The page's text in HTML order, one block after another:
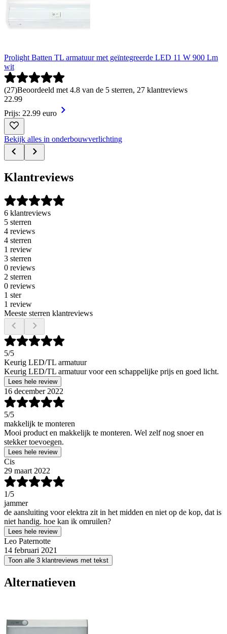
Prolight Batten TL armatuur met geïntegreerde LED 11 W 900 Lm
wit
(27)Beoordeeld met 4.8 van de 5 sterren, 27 klantreviews
22.99
Prijs: 22.99 euro
Bekijk alles in onderbouwverlichting
Klantreviews
6 klantreviews
5 sterren
4 reviews
4 sterren
1 review
3 sterren
0 reviews
2 sterren
0 reviews
1 ster
1 review
Meeste sterren klantreviews
5/5
Keurig LED/TL armatuur
Keurig LED/TL armatuur voor een schappelijke prijs en goed licht.
Lees hele review
16 december 2022
5/5
makkelijk te monteren
Mooi product en makkelijk te monteren. Wel zelf nog snoer en
stekker toevoegen.
Lees hele review
Cis
29 maart 2022
1/5
jammer
de aansluiting voor elektra zit in het midden en niet op de kop, dat is
niet handig. hoe kan ik omruilen?
Lees hele review
Leo Paternotte
14 februari 2021
Toon alle 3 klantreviews met tekst
Alternatieven